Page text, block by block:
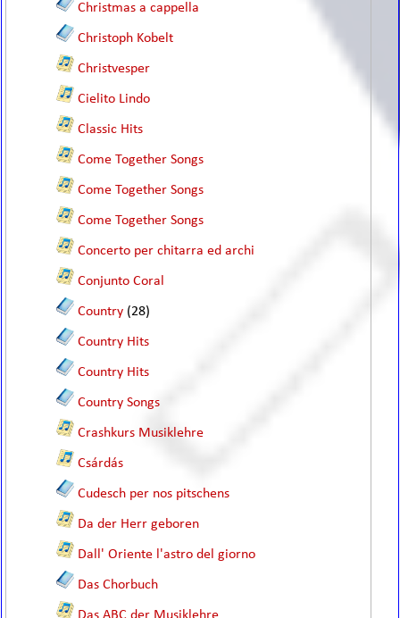
Christmas a cappella
Christoph Kobelt
Christvesper
Cielito Lindo
Classic Hits
Come Together Songs
Come Together Songs
Come Together Songs
Concerto per chitarra ed archi
Conjunto Coral
Country (28)
Country Hits
Country Hits
Country Songs
Crashkurs Musiklehre
Csárdás
Cudesch per nos pitschens
Da der Herr geboren
Dall' Oriente l'astro del giorno
Das Chorbuch